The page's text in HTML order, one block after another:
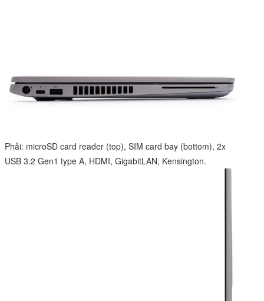
Phải: microSD card reader (top), SIM card bay (bottom), 2x
USB 3.2 Gen1 type A, HDMI, GigabitLAN, Kensington.